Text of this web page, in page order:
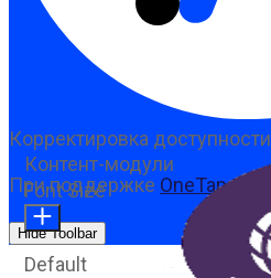
Корректировка доступности
При поддержке OneTap
Hide Toolbar
Контент-модули
Font Size
Default